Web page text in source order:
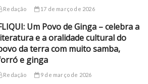
Redação 17 de março de 2026
Um Povo de Ginga – celebra a
e a oralidade cultural do
da terra com muito samba,
e ginga
Redação 9 de março de 2026